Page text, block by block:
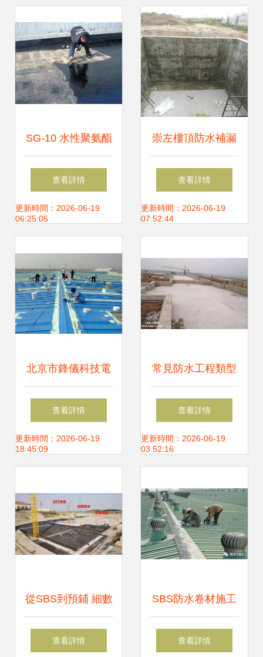
SG-10 水性聚氨酯
防水涂料
查看詳情
更新時間：2026-06-19
06:25:05
崇左樓頂防水補漏
公司_值得推薦
查看詳情
更新時間：2026-06-19
07:52:44
北京市鋒儀科技電
工維修服務站 專業
保障您的居家安全
查看詳情
更新時間：2026-06-19
18:45:09
常見防水工程類型
及細節處理工藝匯
總
查看詳情
更新時間：2026-06-19
03:52:16
從SBS到預鋪 細數
我國現代主要防水
查看詳情
SBS防水卷材施工
方法詳解及防水工
查看詳情